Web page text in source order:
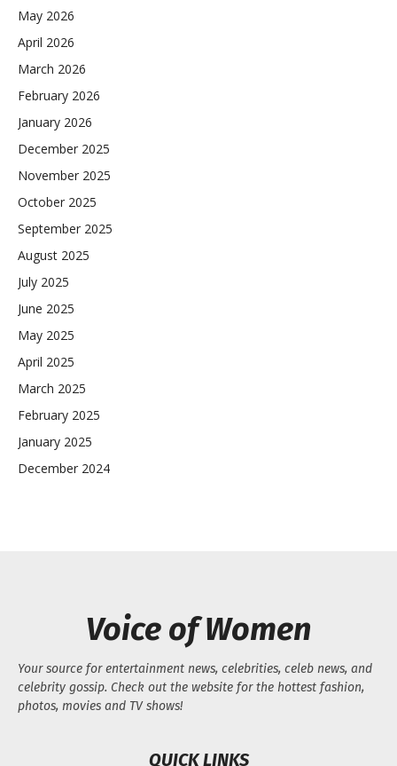
May 2026
April 2026
March 2026
February 2026
January 2026
December 2025
November 2025
October 2025
September 2025
August 2025
July 2025
June 2025
May 2025
April 2025
March 2025
February 2025
January 2025
December 2024
Voice of Women
Your source for entertainment news, celebrities, celeb news, and
celebrity gossip. Check out the website for the hottest fashion,
photos, movies and TV shows!
QUICK LINKS